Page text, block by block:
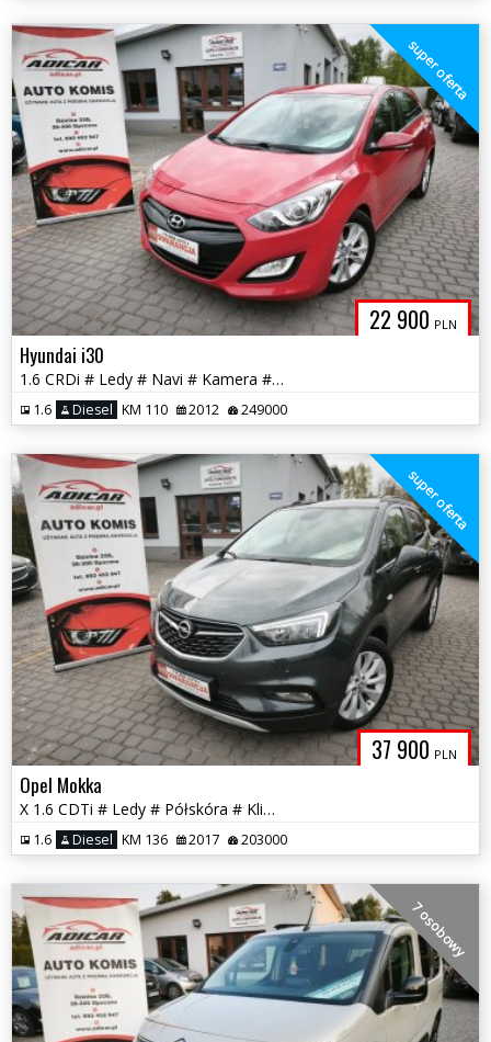
22 900 PLN
super oferta
Hyundai i30
1.6 CRDi # Ledy # Navi # Kamera # Półskóra # PDC # GWARANCJA !!!
1.6 Diesel KM 110 2012 249000
37 900 PLN
super oferta
Opel Mokka
X 1.6 CDTi # Ledy # Półskóra # Klimatronik # Kamera # GWARANCJA!!!
1.6 Diesel KM 136 2017 203000
7 osobowy